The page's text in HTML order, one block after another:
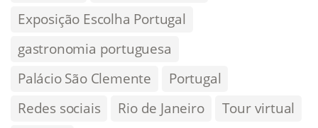
Exposição Escolha Portugal
gastronomia portuguesa
Palácio São Clemente
Portugal
Redes sociais
Rio de Janeiro
Tour virtual